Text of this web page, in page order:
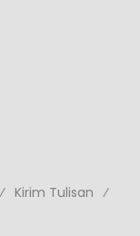
Kirim Tulisan